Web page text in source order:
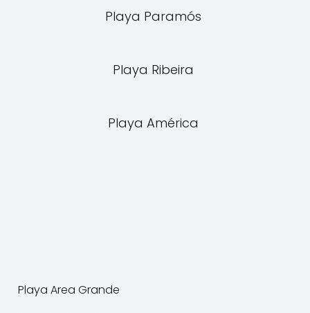
Playa Paramós
Playa Ribeira
Playa América
Playa Area Grande